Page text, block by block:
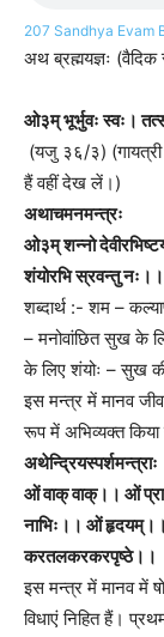
207 Sandhya Evam
अथ ब्रह्मयज्ञः (वैदिक
ओ३म् भूर्भुवः स्वः।
(यजु ३६/३) (गायत्री
हैं वहीं देख लें।)
अथाचमनमन्त्रः
ओ३म् शन्नो
शंयोरभि स्रवन्तु नः।।
शब्दार्थ :- शम –
– मनोवांछित सुख के
के लिए शंयोः – सुख
इस मन्त्र में मानव
रूप में अभिव्यक्त किया
अथेन्द्रियस्पर्शमन्त्राः
ओं वाक् वाक्।। ओं
नाभिः।। ओं
करतलकरकरपृष्ठे।।
इस मन्त्र में मानव में
विधाएं निहित हैं।